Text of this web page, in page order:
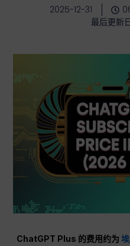
2025-12-31
最后更新
ChatGPT Plus 的费用约为